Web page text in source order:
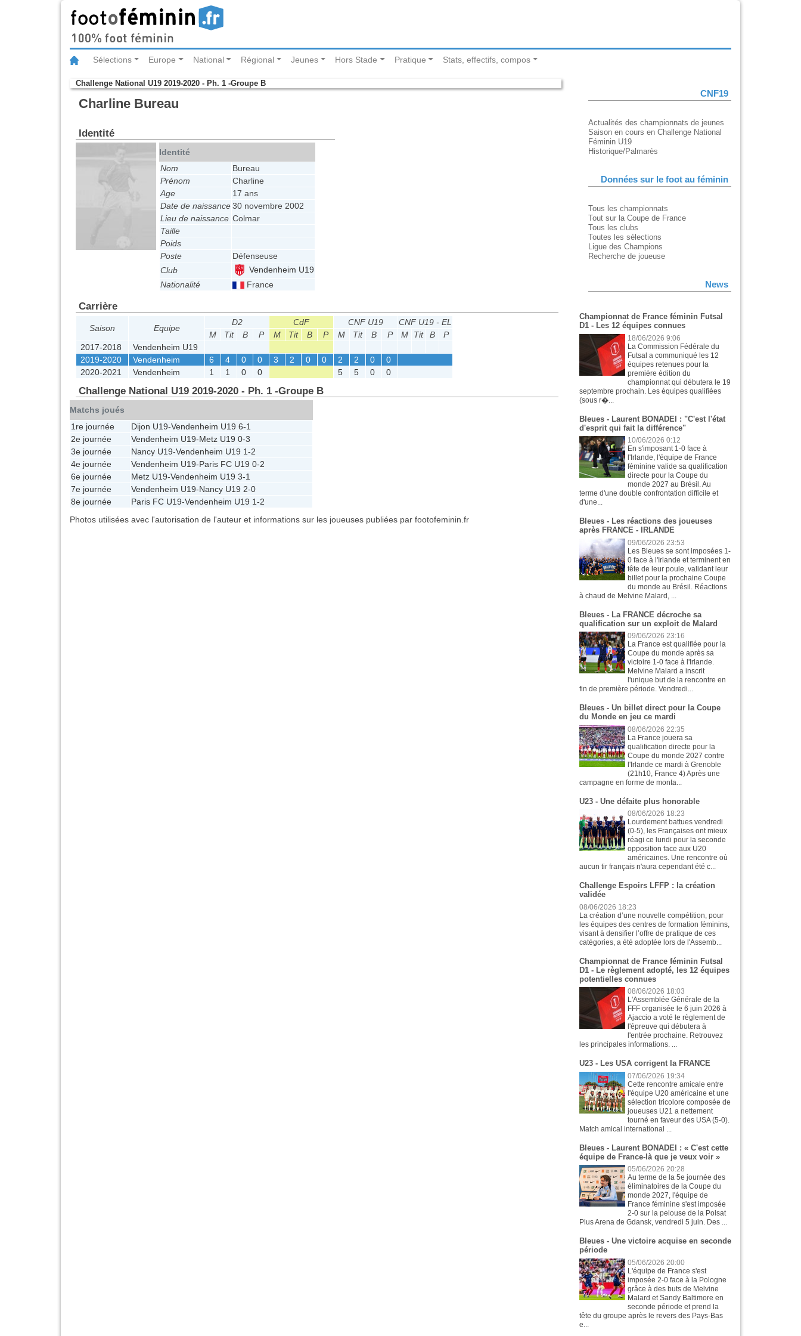
Sélections Europe National Régional Jeunes Hors Stade Pratique Stats, effectifs, compos
Challenge National U19 2019-2020 - Ph. 1 -Groupe B
Charline Bureau
Identité
Identité
Nom
Bureau
Prénom
Charline
Age
17 ans
Date de naissance30 novembre 2002
Lieu de naissance Colmar
Taille
Poids
Poste
Défenseuse
Club
Vendenheim U19
Nationalité
France
Carrière
Saison Equipe
D2 CdF CNF U19
CNF U19 - EL
M
Tit B P M Tit B P M Tit B P M Tit B
P
2017-2018
Vendenheim U19
2019-2020
Vendenheim 6 4 0 0 3 2 0 0 2 2 0
0
2020-2021
Vendenheim 1 1 0 0 5 5 0 0
Challenge National U19 2019-2020 - Ph. 1 -Groupe B
Matchs joués
1re journée
Dijon U19-Vendenheim U19 6-1
2e journée
Vendenheim U19-Metz U19 0-3
3e journée
Nancy U19-Vendenheim U19 1-2
4e journée
Vendenheim U19-Paris FC U19 0-2
6e journée
Metz U19-Vendenheim U19 3-1
7e journée
Vendenheim U19-Nancy U19 2-0
8e journée
Paris FC U19-Vendenheim U19 1-2
Photos utilisées avec l'autorisation de l'auteur et informations sur les joueuses publiées par footofeminin.fr
CNF19
Actualités des championnats de jeunes
Saison en cours en Challenge National
Féminin U19
Historique/Palmarès
Données sur le foot au féminin
Tous les championnats
Tout sur la Coupe de France
Tous les clubs
Toutes les sélections
Ligue des Champions
Recherche de joueuse
News
Championnat de France féminin Futsal
D1 - Les 12 équipes connues
18/06/2026 9:06
La Commission Fédérale du
Futsal a communiqué les 12
équipes retenues pour la
première édition du
championnat qui débutera le 19
septembre prochain. Les équipes qualifiées
(sous r�...
Bleues - Laurent BONADEI : "C'est l'état
d'esprit qui fait la différence"
10/06/2026 0:12
En s'imposant 1-0 face à
l'Irlande, l'équipe de France
féminine valide sa qualification
directe pour la Coupe du
monde 2027 au Brésil. Au
terme d'une double confrontation difficile et
d'une...
Bleues - Les réactions des joueuses
après FRANCE - IRLANDE
09/06/2026 23:53
Les Bleues se sont imposées 1-
0 face à l'Irlande et terminent en
tête de leur poule, validant leur
billet pour la prochaine Coupe
du monde au Brésil. Réactions
à chaud de Melvine Malard, ...
Bleues - La FRANCE décroche sa
qualification sur un exploit de Malard
09/06/2026 23:16
La France est qualifiée pour la
Coupe du monde après sa
victoire 1-0 face à l'Irlande.
Melvine Malard a inscrit
l'unique but de la rencontre en
fin de première période. Vendredi...
Bleues - Un billet direct pour la Coupe
du Monde en jeu ce mardi
08/06/2026 22:35
La France jouera sa
qualification directe pour la
Coupe du monde 2027 contre
l'Irlande ce mardi à Grenoble
(21h10, France 4) Après une
campagne en forme de monta...
U23 - Une défaite plus honorable
08/06/2026 18:23
Lourdement battues vendredi
(0-5), les Françaises ont mieux
réagi ce lundi pour la seconde
opposition face aux U20
américaines. Une rencontre où
aucun tir français n'aura cependant été c...
Challenge Espoirs LFFP : la création
validée
08/06/2026 18:23
La création d’une nouvelle compétition, pour
les équipes des centres de formation féminins,
visant à densifier l’offre de pratique de ces
catégories, a été adoptée lors de l'Assemb...
Championnat de France féminin Futsal
D1 - Le règlement adopté, les 12 équipes
potentielles connues
08/06/2026 18:03
L'Assemblée Générale de la
FFF organisée le 6 juin 2026 à
Ajaccio a voté le règlement de
l'épreuve qui débutera à
l'entrée prochaine. Retrouvez
les principales informations. ...
U23 - Les USA corrigent la FRANCE
07/06/2026 19:34
Cette rencontre amicale entre
l'équipe U20 américaine et une
sélection tricolore composée de
joueuses U21 a nettement
tourné en faveur des USA (5-0).
Match amical international ...
Bleues - Laurent BONADEI : « C'est cette
équipe de France-là que je veux voir »
05/06/2026 20:28
Au terme de la 5e journée des
éliminatoires de la Coupe du
monde 2027, l'équipe de
France féminine s'est imposée
2-0 sur la pelouse de la Polsat
Plus Arena de Gdansk, vendredi 5 juin. Des ...
Bleues - Une victoire acquise en seconde
période
05/06/2026 20:00
L'équipe de France s'est
imposée 2-0 face à la Pologne
grâce à des buts de Melvine
Malard et Sandy Baltimore en
seconde période et prend la
tête du groupe après le revers des Pays-Bas
e...